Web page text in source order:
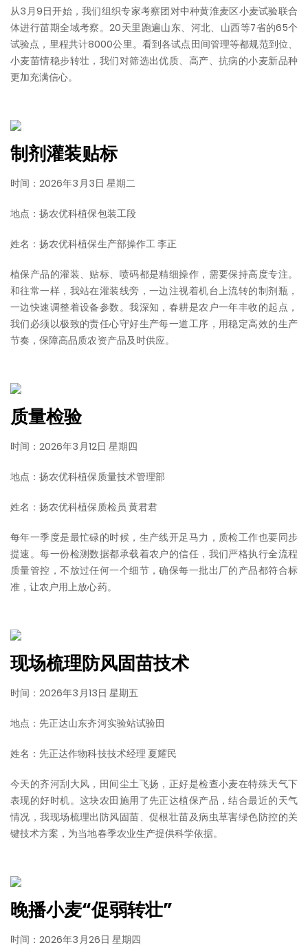
从3月9日开始，我们组织专家考察团对中种黄淮麦区小麦试验联合
体进行苗期全域考察。20天里跑遍山东、河北、山西等7省的65个
试验点，里程共计8000公里。看到各试点田间管理等都规范到位、
小麦苗情稳步转壮，我们对筛选出优质、高产、抗病的小麦新品种
更加充满信心。
制剂灌装贴标
时间：2026年3月3日 星期二
地点：扬农优科植保包装工段
姓名：扬农优科植保生产部操作工 李正
植保产品的灌装、贴标、喷码都是精细操作，需要保持高度专注。
和往常一样，我站在灌装线旁，一边注视着机台上流转的制剂瓶，
一边快速调整着设备参数。我深知，春耕是农户一年丰收的起点，
我们必须以极致的责任心守好生产每一道工序，用稳定高效的生产
节奏，保障高品质农资产品及时供应。
质量检验
时间：2026年3月12日 星期四
地点：扬农优科植保质量技术管理部
姓名：扬农优科植保质检员 黄君君
每年一季度是最忙碌的时候，生产线开足马力，质检工作也要同步
提速。每一份检测数据都承载着农户的信任，我们严格执行全流程
质量管控，不放过任何一个细节，确保每一批出厂的产品都符合标
准，让农户用上放心药。
现场梳理防风固苗技术
时间：2026年3月13日 星期五
地点：先正达山东齐河实验站试验田
姓名：先正达作物科技技术经理 夏耀民
今天的齐河刮大风，田间尘土飞扬，正好是检查小麦在特殊天气下
表现的好时机。这块农田施用了先正达植保产品，结合最近的天气
情况，我现场梳理出防风固苗、促根壮苗及病虫草害绿色防控的关
键技术方案，为当地春季农业生产提供科学依据。
晚播小麦“促弱转壮”
时间：2026年3月26日 星期四